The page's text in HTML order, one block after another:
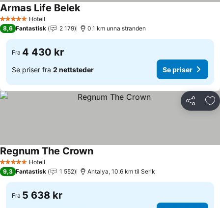
5 Stjerner Hotell
Armas Life Belek
8,6 Fantastisk 2 179 0.1 km unna stranden
Fra 4 430 kr
Se priser fra 2 nettsteder Se priser
Del
5 Stjerner Hotell
Regnum The Crown
9,3 Fantastisk 1 552 Antalya, 10.6 km til Serik
Fra 5 638 kr